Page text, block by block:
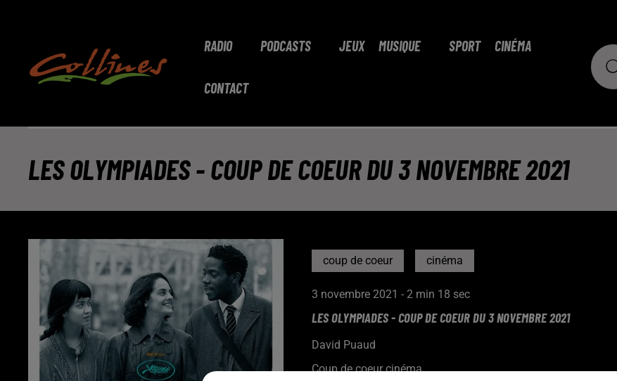
RADIO PODCASTS JEUX MUSIQUE SPORT CINÉMA
CONTACT
LES OLYMPIADES - COUP DE COEUR DU 3 NOVEMBRE 2021
coup de coeur cinéma
3 novembre 2021 - 2 min 18 sec
LES OLYMPIADES - COUP DE COEUR DU 3 NOVEMBRE 2021
David Puaud
Coup de coeur cinéma